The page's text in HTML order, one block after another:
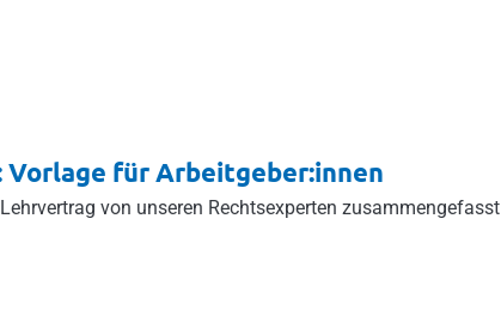
für Arbeitgeber:innen
von unseren Rechtsexperten zusammengefasst